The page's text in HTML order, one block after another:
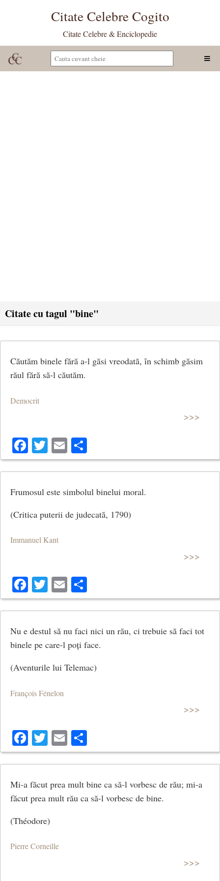
Citate Celebre Cogito
Citate Celebre & Enciclopedie
Citate cu tagul "bine"
Căutăm binele fără a-l găsi vreodată, în schimb găsim
răul fără să-l căutăm.
Democrit
>>>
Facebook
Twitter
Email
Frumosul este simbolul binelui moral.
(Critica puterii de judecată, 1790)
Immanuel Kant
>>>
Facebook
Twitter
Email
Nu e destul să nu faci nici un rău, ci trebuie să faci tot
binele pe care-l poți face.
(Aventurile lui Telemac)
François Fénelon
>>>
Facebook
Twitter
Email
Mi-a făcut prea mult bine ca să-l vorbesc de rău; mi-a
făcut prea mult rău ca să-l vorbesc de bine.
(Théodore)
Pierre Corneille
>>>